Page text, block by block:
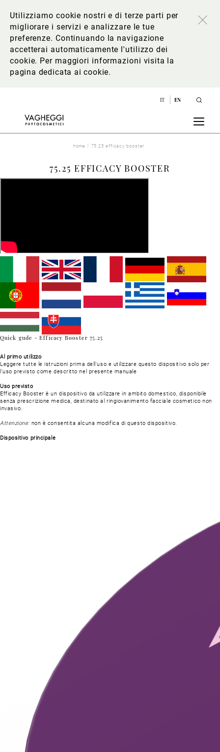
Utilizziamo cookie nostri e di terze parti per
migliorare i servizi e analizzare le tue
preferenze. Continuando la navigazione
accetterai automaticamente l'utilizzo dei
cookie. Per maggiori informazioni visita la
pagina dedicata ai cookie.
IT EN
home 75.25 efficacy booster
75.25 EFFICACY BOOSTER
Quick gude - Efficacy Booster 75.25
Al primo utilizzo
Leggere tutte le istruzioni prima dell’uso e utilizzare questo dispositivo solo per
l’uso previsto come descritto nel presente manuale
Uso previsto
Efficacy Booster è un dispositivo da utilizzare in ambito domestico, disponibile
senza prescrizione medica, destinato al ringiovanimento facciale cosmetico non
invasivo.
Attenzione: non è consentita alcuna modifica di questo dispositivo.
Dispositivo principale